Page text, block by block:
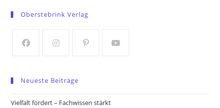
a
tab
tab
Oberstebrink Verlag
a
new
new
a
new
new
Neueste Beiträge
Vielfalt fordert – Fachwissen stärkt